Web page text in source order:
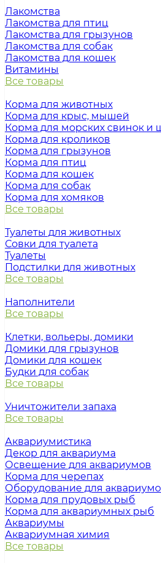
Лакомства
Лакомства для птиц
Лакомства для грызунов
Лакомства для собак
Лакомства для кошек
Витамины
Все товары
Корма для животных
Корма для крыс, мышей
Корма для морских свинок и
Корма для кроликов
Корма для грызунов
Корма для птиц
Корма для кошек
Корма для собак
Корма для хомяков
Все товары
Туалеты для животных
Совки для туалета
Туалеты
Подстилки для животных
Все товары
Наполнители
Все товары
Клетки, вольеры, домики
Домики для грызунов
Домики для кошек
Будки для собак
Все товары
Уничтожители запаха
Все товары
Аквариумистика
Декор для аквариума
Освещение для аквариумов
Корма для черепах
Оборудование для
Корма для прудовых рыб
Корма для аквариумных рыб
Аквариумы
Аквариумная химия
Все товары